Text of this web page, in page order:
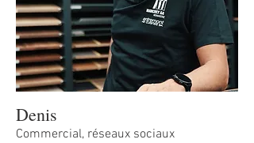
Denis
Commercial, réseaux sociaux